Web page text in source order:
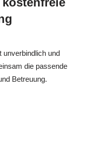
unverbindlich und
die passende
Betreuung.